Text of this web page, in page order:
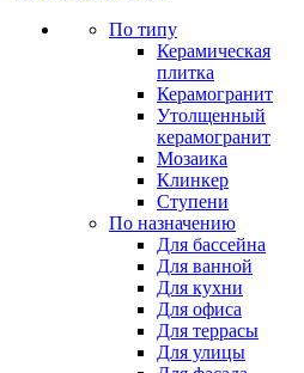
По типу
Керамическая
плитка
Керамогранит
Утолщенный
керамогранит
Мозаика
Клинкер
Ступени
По назначению
Для бассейна
Для ванной
Для кухни
Для офиса
Для террасы
Для улицы